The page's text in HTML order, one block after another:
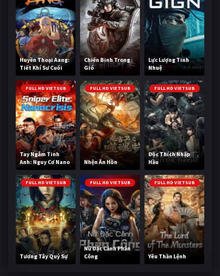
Huyền Thoại Aang:
Tiết Khí Sư Cuối
Cùng
Chiến Binh Trong
Gió
Lực Lượng Tinh
Nhuệ
FULL HD VIETSUB
Tay Ngắm Tinh
Anh: Nguy Cơ Nano
FULL HD VIETSUB
Nhện Ăn Hồn
FULL HD VIETSUB
Độc Thích Nhập
Hầu
FULL HD VIETSUB
Tương Tây Quỷ Sự
FULL HD VIETSUB
Nữ Đặc Cảnh Phản
Công
FULL HD VIETSUB
Yêu Thần Lệnh